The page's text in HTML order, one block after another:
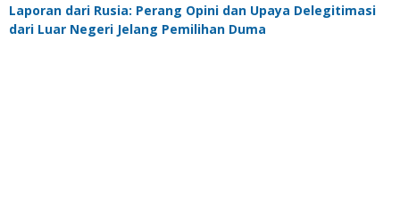
Laporan dari Rusia: Perang Opini dan Upaya Delegitimasi
dari Luar Negeri Jelang Pemilihan Duma